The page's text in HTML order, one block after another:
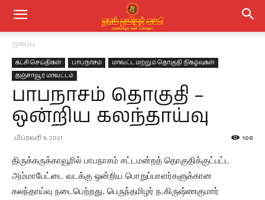
முகப்பு
கட்சி செய்திகள் பாபநாசம்
மாவட்ட மற்றும் தொகுதி நிகழ்வுகள்
தஞ்சாவூர் மாவட்டம்
பாபநாசம் தொகுதி –
ஒன்றிய கலந்தாய்வு
பிப்ரவரி 9, 2021 108
திருக்கருக்காவூரில் பாபநாசம் சட்டமன்றத் தொகுதிக்குட்பட்ட
அம்மாபேட்டை வடக்கு ஒன்றிய பொறுப்பாளர்களுக்கான
கலந்தாய்வு நடைபெற்றது. பெருந்தமிழர் ந.கிருஷ்ணகுமார்